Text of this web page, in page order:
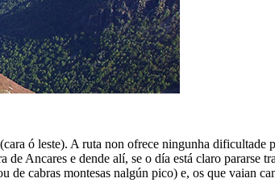
ó leste). A ruta non ofrece ningunha
Ancares e dende alí, se o día está claro
cabras montesas nalgún pico) e, os que vaian